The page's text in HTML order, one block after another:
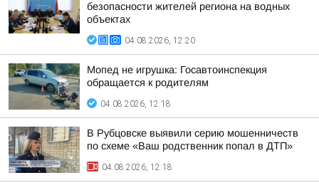
безопасности жителей региона на водных
объектах
04.08.2026, 12:20
Мопед не игрушка: Госавтоинспекция
обращается к родителям
04.08.2026, 12:18
В Рубцовске выявили серию мошенничеств
по схеме «Ваш родственник попал в ДТП»
04.08.2026, 12:18